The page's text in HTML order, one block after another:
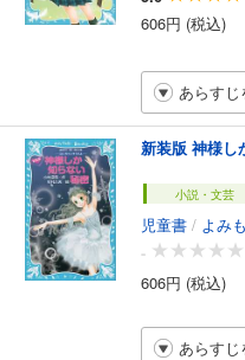
606円 (税込)
あらす
新装版 神様し
小説・文芸
児童書 / よみ
-
606円 (税込)
あらす